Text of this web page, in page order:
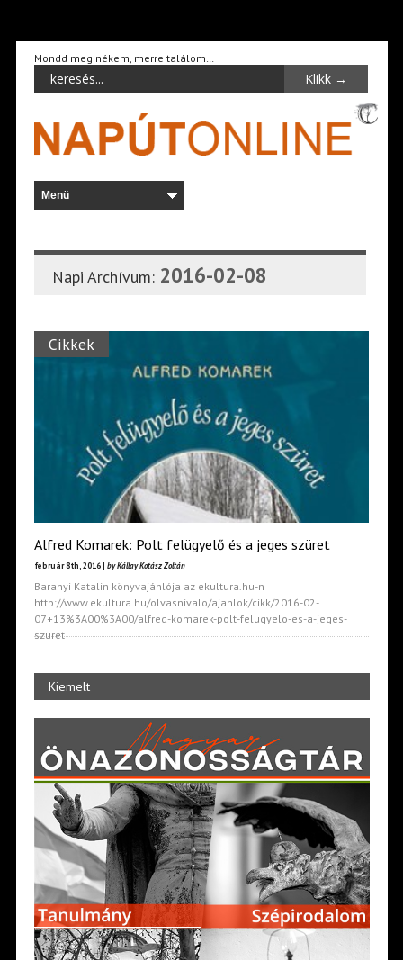
Mondd meg nékem, merre találom…
Napi Archívum: 2016-02-08
Cikkek
Alfred Komarek: Polt felügyelő és a jeges szüret
február 8th, 2016 | by Kállay Kotász Zoltán
Baranyi Katalin könyvajánlója az ekultura.hu-n
http://www.ekultura.hu/olvasnivalo/ajanlok/cikk/2016-02-
07+13%3A00%3A00/alfred-komarek-polt-felugyelo-es-a-jeges-
szuret
Kiemelt